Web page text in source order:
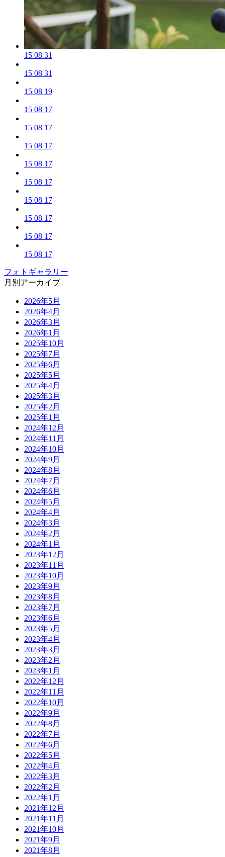
15 08 31
15 08 31
15 08 19
15 08 17
15 08 17
15 08 17
15 08 17
15 08 17
15 08 17
15 08 17
15 08 17
15 08 17
フォトギャラリー
月別アーカイブ
2026年5月
2026年4月
2026年3月
2026年1月
2025年10月
2025年7月
2025年6月
2025年5月
2025年4月
2025年3月
2025年2月
2025年1月
2024年12月
2024年11月
2024年10月
2024年9月
2024年8月
2024年7月
2024年6月
2024年5月
2024年4月
2024年3月
2024年2月
2024年1月
2023年12月
2023年11月
2023年10月
2023年9月
2023年8月
2023年7月
2023年6月
2023年5月
2023年4月
2023年3月
2023年2月
2023年1月
2022年12月
2022年11月
2022年10月
2022年9月
2022年8月
2022年7月
2022年6月
2022年5月
2022年4月
2022年3月
2022年2月
2022年1月
2021年12月
2021年11月
2021年10月
2021年9月
2021年8月